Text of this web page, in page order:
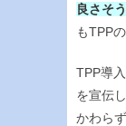
良さそう
もTPP
TPP導
を宣伝
かわら